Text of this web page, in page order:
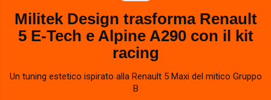
Militek Design trasforma Renault
5 E-Tech e Alpine A290 con il kit
racing
Un tuning estetico ispirato alla Renault 5 Maxi del mitico Gruppo
B